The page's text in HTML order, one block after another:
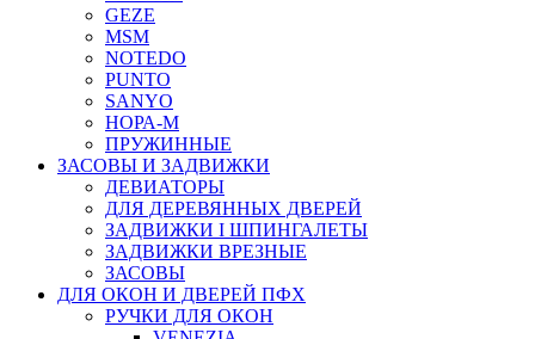
GEZE
MSM
NOTEDO
PUNTO
SANYO
НОРА-М
ПРУЖИННЫЕ
ЗАСОВЫ И ЗАДВИЖКИ
ДЕВИАТОРЫ
ДЛЯ ДЕРЕВЯННЫХ ДВЕРЕЙ
ЗАДВИЖКИ I ШПИНГАЛЕТЫ
ЗАДВИЖКИ ВРЕЗНЫЕ
ЗАСОВЫ
ДЛЯ ОКОН И ДВЕРЕЙ ПФХ
РУЧКИ ДЛЯ ОКОН